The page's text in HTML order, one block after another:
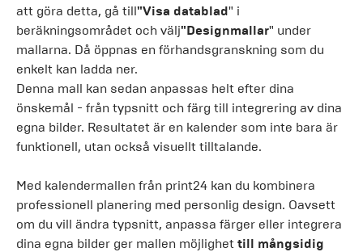
att göra detta, gå till"Visa datablad" i
beräkningsområdet och välj"Designmallar" under
mallarna. Då öppnas en förhandsgranskning som du
enkelt kan ladda ner.
Denna mall kan sedan anpassas helt efter dina
önskemål - från typsnitt och färg till integrering av dina
egna bilder. Resultatet är en kalender som inte bara är
funktionell, utan också visuellt tilltalande.
Med kalendermallen från print24 kan du kombinera
professionell planering med personlig design. Oavsett
om du vill ändra typsnitt, anpassa färger eller integrera
dina egna bilder ger mallen möjlighet till mångsidig